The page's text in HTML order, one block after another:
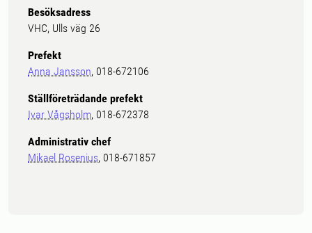
Besöksadress
VHC, Ulls väg 26
Prefekt
Anna Jansson, 018-672106
Ställföreträdande prefekt
Ivar Vågsholm, 018-672378
Administrativ chef
Mikael Rosenius, 018-671857